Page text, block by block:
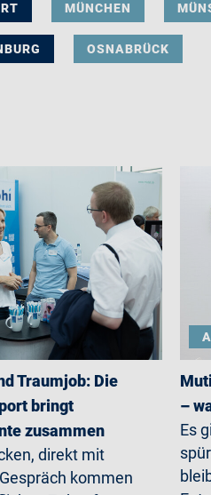
MÜNCHEN
OSNABRÜCK
Traumjob: Die
bringt
zusammen
direkt mit
kommen
–
Es